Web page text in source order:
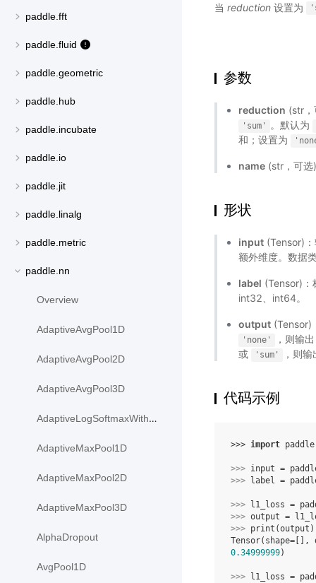
paddle.fft
paddle.fluid
paddle.geometric
paddle.hub
paddle.incubate
paddle.io
paddle.jit
paddle.linalg
paddle.metric
paddle.nn
Overview
AdaptiveAvgPool1D
AdaptiveAvgPool2D
AdaptiveAvgPool3D
AdaptiveLogSoftmaxWithLoss
AdaptiveMaxPool1D
AdaptiveMaxPool2D
AdaptiveMaxPool3D
AlphaDropout
AvgPool1D
当 reduction 设置为
参数
reduction (str，
'sum' 。默认为
和；设置为
name (str，可
形状
input (Tensor)
额外维度。数据
label (Tensor)
int32、int64。
output (Tensor)
'none'
，则输
或
'sum' ，则
代码示例
>>> import paddle
>>> input =
>>>
label =
>>> l1_loss =
>>> output =
>>> print (output )
Tensor(shape=[],
0.34999999)
>>> l1_loss =